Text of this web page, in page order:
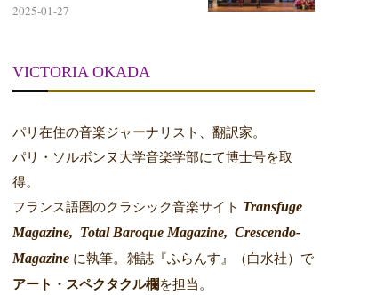
2025-01-27
VICTORIA OKADA
パリ在住の音楽ジャーナリスト、翻訳家。
パリ・ソルボンヌ大学音楽学部にて博士号を取
得。
フランス語圏のクラシック音楽サイト Transfuge
Magazine, Total Baroque Magazine, Crescendo-
Magazine に執筆。 雑誌『ふらんす』（白水社）で
アート・スペクタクル欄を担当。